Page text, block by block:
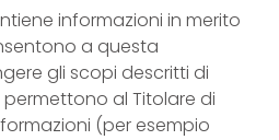
informazioni in merito
a questa
gli scopi descritti di
al Titolare di
(per esempio